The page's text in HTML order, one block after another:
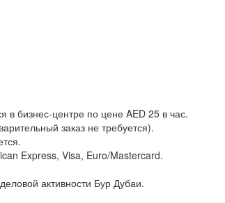
в бизнес-центре по цене AED 25 в час.
заказ не требуется).
Express, Visa, Euro/Mastercard.
активности Бур Дубаи.